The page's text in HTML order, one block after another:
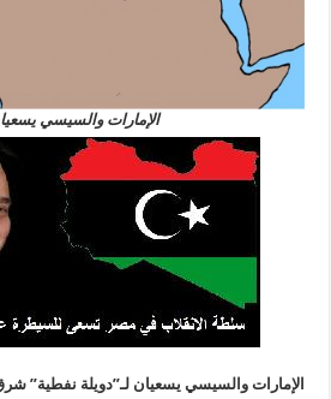
الإمارات والسيسي
الإمارات والسيسي يسعيان لـ”دويلة نفطية”